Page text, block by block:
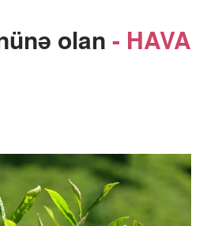
olan - HAVA